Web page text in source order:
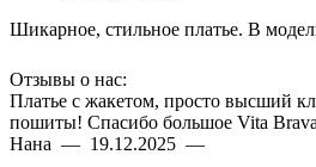
Шикарное, стильное платье. В
Отзывы о нас:
Платье с жакетом, просто высший
пошиты! Спасибо большое Vita
Нана — 19.12.2025 —